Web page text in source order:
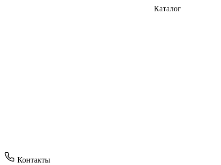
Каталог
Контакты